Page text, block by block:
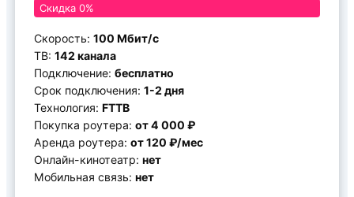
Скидка 0%
Скорость: 100 Мбит/с
ТВ: 142 канала
Подключение: бесплатно
Срок подключения: 1-2 дня
Технология: FTTB
Покупка роутера: от 4 000 ₽
Аренда роутера: от 120 ₽/мес
Онлайн-кинотеатр: нет
Мобильная связь: нет